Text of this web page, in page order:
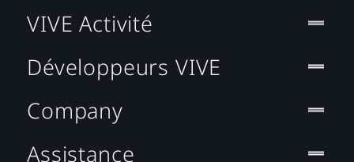
VIVE Activité
Développeurs VIVE
Company
Assistance